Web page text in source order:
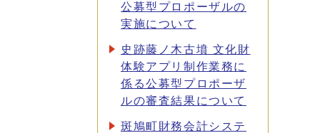
公募型プロポーザルの
実施について
史跡藤ノ木古墳 文化財
体験アプリ制作業務に
係る公募型プロポーザ
ルの審査結果について
斑鳩町財務会計システ